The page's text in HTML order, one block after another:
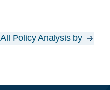
All Policy Analysis by روی گاتمن